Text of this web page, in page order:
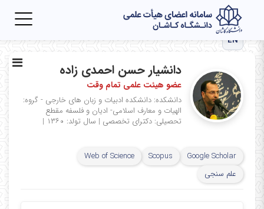
EN
دانشیار حسن احمدی زاده
عضو هیئت علمی تمام وقت
دانشکده: دانشکده ادبیات و زبان های خارجی - گروه:
الهیات و معارف اسلامی- ادیان و فلسفه مقطع
تحصیلی: دکترای تخصصی | سال تولد: ۱۳۶۰ |
Google Scholar
Scopus
Web of Science
علم سنجی